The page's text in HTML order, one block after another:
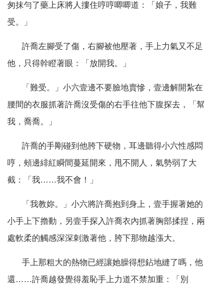
匆抹勻了藥上床將人摟住哼哼唧唧道：「娘子，我難
受。」
許喬左腳受了傷，右腳被他壓著，手上力氣又不足
他，只得幹瞪著眼：「放開我。」
「難受。」小六壹邊不要臉地賣慘，壹邊解開紮在
腰間的衣服抓著許喬沒受傷的右手往他下腹探去，「幫
我，喬喬。」
許喬的手剛碰到他胯下硬物，耳邊聽得小六性感悶
哼，頰邊緋紅瞬間蔓延開來，甩不開人，氣勢弱了大
截：「我……我不會！」
「我教妳。」小六將許喬抱到身上，壹手握著她的
小手上下擼動，另壹手探入許喬衣內抓著胸部揉捏，兩
處軟柔的觸感深深刺激著他，胯下那物越漲大。
手上那粗大的熱物已經讓她臊得想鉆地縫了嗎，他
還……許喬越發覺得羞恥手上力道不禁加重：「別